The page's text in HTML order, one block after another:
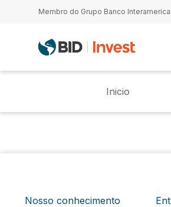
Passar para o conteúdo principal
Membro do Grupo Banco
Inicio
Nosso conhecimento